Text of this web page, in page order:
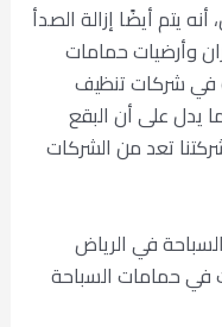
يتم أيضًا إزالة الصدأ
وأرضيات حمامات
في شركات تنظيف
يدل على أن البقع
تعد من الشركات
في الرياض
في حمامات السباحة